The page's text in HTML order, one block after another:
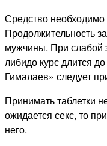
Средство
Продолжительность
мужчины. При слабой
либидо курс длится
Гималаев» следует
Принимать таблетки
ожидается секс, то
него.